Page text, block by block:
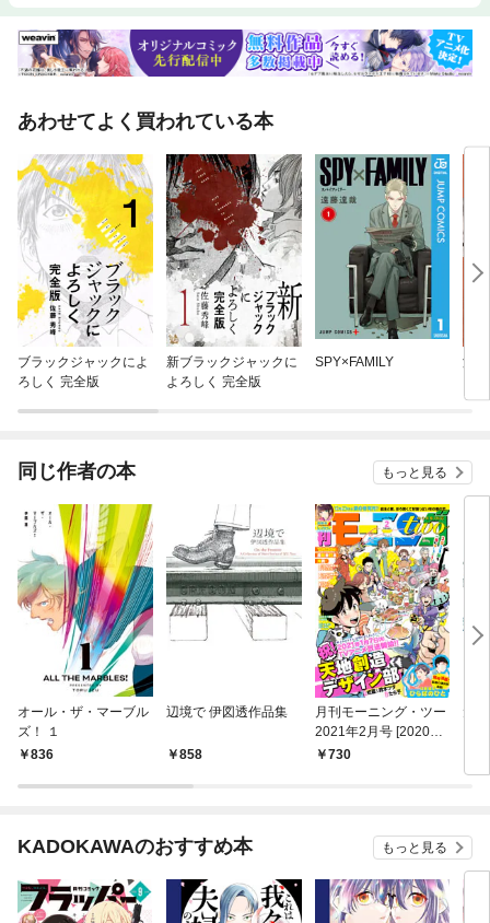
あわせてよく買われている本
ブラックジャックによ
ろしく 完全版
新ブラックジャックに
よろしく 完全版
SPY×FAMILY 海
同じ作者の本 もっと見る
オール・ザ・マーブル
ズ！ １
836
辺境で 伊図透作品集
858
月刊モーニング・ツー
2021年2月号 [2020年
12月21日発売]
730
犬
KADOKAWAのおすすめ本 もっと見る